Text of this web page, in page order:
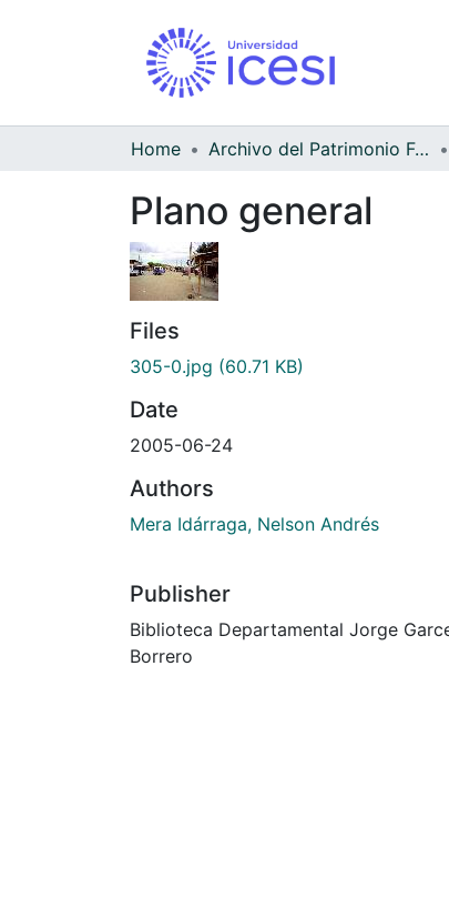
Home Archivo del Patrimonio Fotográfico y Fílmico del Valle del Cauca
Plano general
Files
305-0.jpg (60.71 KB)
Date
2005-06-24
Authors
Mera Idárraga, Nelson Andrés
Publisher
Biblioteca Departamental Jorge
Borrero